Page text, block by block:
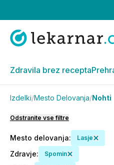
Zdravila brez recepta
Izdelki/Mesto Delovanja/Nohti
Odstranite vse filtre
Mesto delovanja: Lasje
Zdravje: Spomin